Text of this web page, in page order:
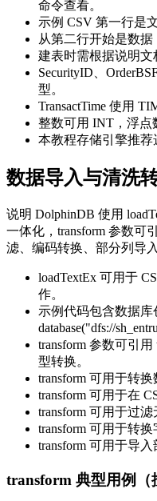
命令查看。
示例 CSV 第一行是
从第二行开始是数据
建表时需根据说明文
SecurityID、
型。
TransactTime 使用
整数可用 INT，浮点
本教程存储引擎推荐
数据导入与清洗
说明 DolphinDB 使用
一体化，transform 参数可
滤、编码转换、部分列导入
loadTextEx 可用于
作。
示例代码包含数据库
database("dfs://
transform 参数可引
型转换。
transform 可用于转换
transform 可用于在
transform 可用于过滤
transform 可用于转换
transform 可用于导入
transform 典型用例（